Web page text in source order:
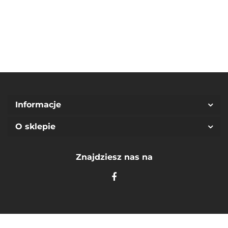
Informacje
O sklepie
Znajdziesz nas na